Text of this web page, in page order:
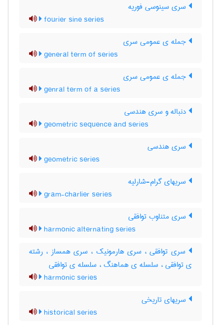
سری سینوسی فوریه
fourier sine series
جمله ی عمومی سری
general term of series
جمله ی عمومی سری
genral term of a series
دنباله و سری هندسی
geometric sequence and series
سری هندسی
geometric series
سریهای گرام-شارلیه
gram-charlier series
سری متناوب توافقی
harmonic alternating series
سری توافقی ، سری هارمونیک ، سری همساز ، رشته
ی توافقی ، سلسله ی هماهنگ ، سلسله ی توافقی
harmonic series
سریهای تاریخی
historical series